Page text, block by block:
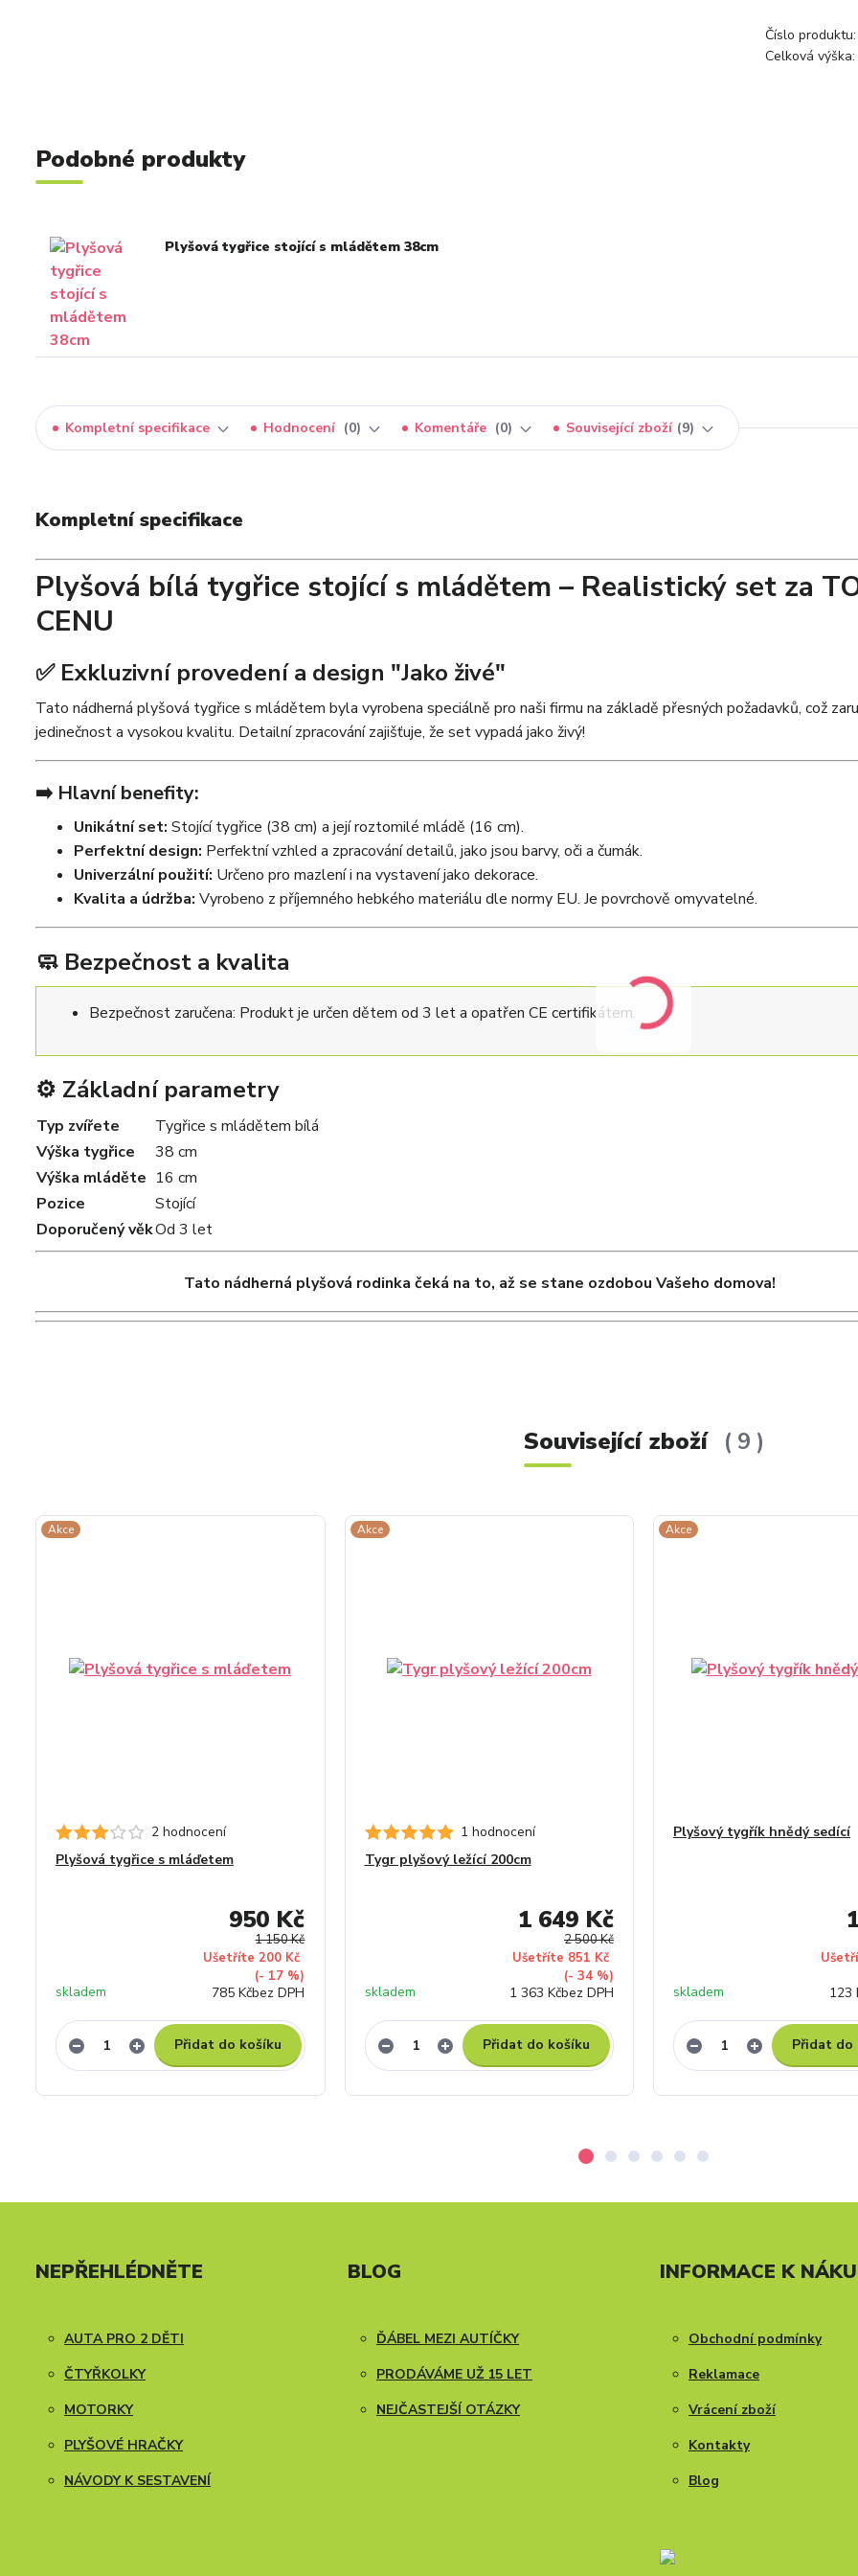
Číslo produktu:
Celková výška:
Podobné produkty
Plyšová tygřice stojící s mládětem 38cm
Kompletní specifikace Hodnocení 0 Komentáře 0 Související zboží 9
Kompletní specifikace
Plyšová bílá tygřice stojící s mládětem – Realistický set za
CENU
✅ Exkluzivní provedení a design "Jako živé"
Tato nádherná plyšová tygřice s mládětem byla vyrobena speciálně pro naši firmu na základě přesných požadavků, což
jedinečnost a vysokou kvalitu. Detailní zpracování zajišťuje, že set vypadá jako živý!
➡️ Hlavní benefity:
Unikátní set: Stojící tygřice (38 cm) a její roztomilé mládě (16 cm).
Perfektní design: Perfektní vzhled a zpracování detailů, jako jsou barvy, oči a čumák.
Univerzální použití: Určeno pro mazlení i na vystavení jako dekorace.
Kvalita a údržba: Vyrobeno z příjemného hebkého materiálu dle normy EU. Je povrchově omyvatelné.
🧼 Bezpečnost a kvalita
Bezpečnost zaručena: Produkt je určen dětem od 3 let a opatřen CE certifikátem.
⚙️ Základní parametry
Typ zvířete
Tygřice s mládětem bílá
Výška tygřice
38 cm
Výška mláděte 16 cm
Pozice
Stojící
Doporučený věkOd 3 let
Tato nádherná plyšová rodinka čeká na to, až se stane ozdobou Vašeho domova!
Související zboží 9
Akce
2 hodnocení
Plyšová tygřice s mláďetem
1 150 Kč
Ušetříte 200 Kč
(- 17 %)
950 Kč
785 Kčbez DPH
skladem
Přidat do košíku
Akce
1 hodnocení
Tygr plyšový ležící 200cm
2 500 Kč
Ušetříte 851 Kč
(- 34 %)
1 649 Kč
1 363 Kčbez DPH
skladem
Přidat do košíku
Akce
Plyšový tygřík hnědý sedící
123
skladem
Přidat do
NEPŘEHLÉDNĚTE
AUTA PRO 2 DĚTI
ČTYŘKOLKY
MOTORKY
PLYŠOVÉ HRAČKY
NÁVODY K SESTAVENÍ
BLOG
ĎÁBEL MEZI AUTÍČKY
PRODÁVÁME UŽ 15 LET
NEJČASTEJŠÍ OTÁZKY
INFORMACE K
Obchodní podmínky
Reklamace
Vrácení zboží
Kontakty
Blog